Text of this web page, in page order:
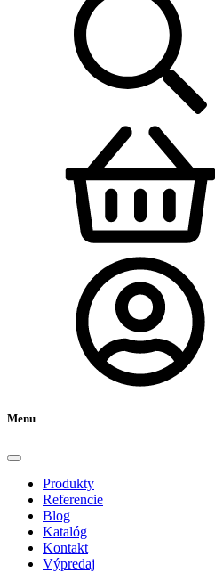
Menu
Produkty
Referencie
Blog
Katalóg
Kontakt
Výpredaj